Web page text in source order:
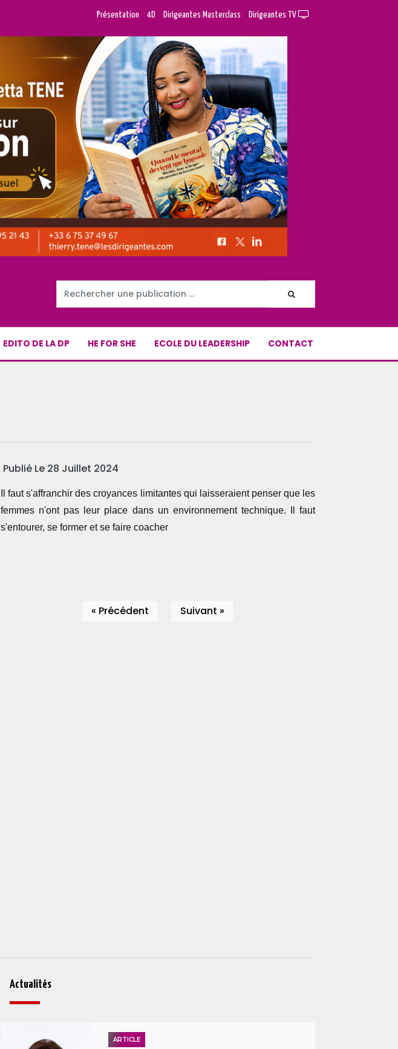
Présentation 4D Dirigeantes Masterclass Dirigeantes TV
EDITO DE LA DP HE FOR SHE ECOLE DU LEADERSHIP CONTACT
Publié Le 28 Juillet 2024
Il faut s'affranchir des croyances limitantes qui laisseraient penser que les
femmes n'ont pas leur place dans un environnement technique. Il faut
s'entourer, se former et se faire coacher
« Précédent Suivant »
Actualités
ARTICLE